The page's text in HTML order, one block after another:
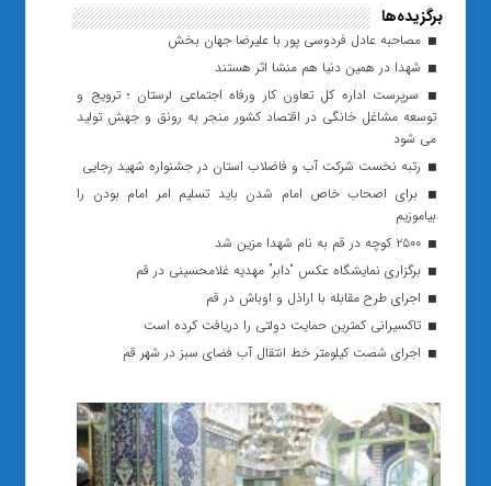
برگزیده‌ها
مصاحبه عادل فردوسی پور با علیرضا جهان بخش
شهدا در همین دنیا هم منشا اثر هستند
سرپرست اداره کل تعاون کار ورفاه اجتماعی لرستان ؛ ترویج و
توسعه مشاغل خانگی در اقتصاد کشور منجر به رونق و جهش تولید
می شود
رتبه نخست شرکت آب و فاضلاب استان در جشنواره شهید رجایی
برای اصحاب خاص امام شدن باید تسلیم امر امام بودن را
بیاموزیم
برگزاری نمایشگاه عکس “دابر” مهدیه غلامحسینی در قم
اجرای طرح مقابله با اراذل و اوباش در قم
تاکسیرانی کمترین حمایت دولتی را دریافت کرده است
اجرای شصت کیلومتر خط انتقال آب فضای سبز در شهر قم